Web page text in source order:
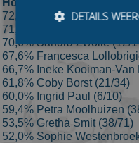
Hoogste
72,7% Irene Schouten (48
71,8% Atje Keulen-Deelstra
70,6% Sandra Zwolle (12/
67,6% Francesca
66,7% Ineke Kooiman-Van
61,8% Coby Borst (21/34)
60,0% Ingrid Paul (6/10)
59,4% Petra Moolhuizen
53,5% Gretha Smit (38/71)
52,0% Sophie
DETAILS
Prestatiecookies
bezoekers de website
cookies. Deze
een bepaalde